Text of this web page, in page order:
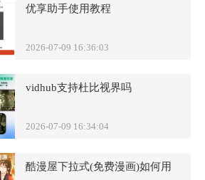
优享助手使用教程
2026-07-09 16:36:03
vidhub支持杜比视界吗
2026-07-09 16:34:04
酷漫屋下拉式(免费漫画)如何用